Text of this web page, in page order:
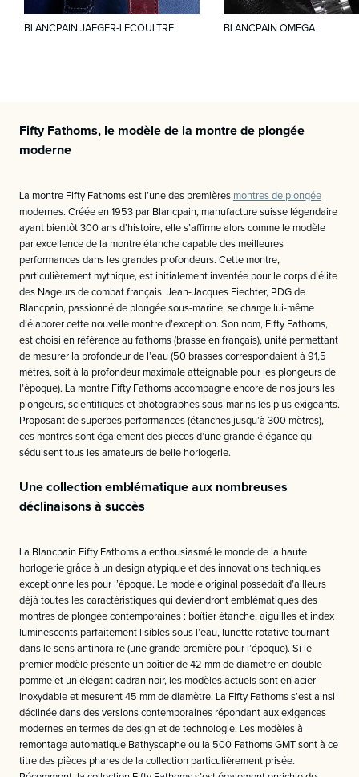
BLANCPAIN JAEGER-LECOULTRE BLANCPAIN OMEGA
Fifty Fathoms, le modèle de la montre de plongée
moderne
La montre Fifty Fathoms est l’une des premières montres de plongée
modernes. Créée en 1953 par Blancpain, manufacture suisse légendaire
ayant bientôt 300 ans d’histoire, elle s’affirme alors comme le modèle
par excellence de la montre étanche capable des meilleures
performances dans les grandes profondeurs. Cette montre,
particulièrement mythique, est initialement inventée pour le corps d’élite
des Nageurs de combat français. Jean-Jacques Fiechter, PDG de
Blancpain, passionné de plongée sous-marine, se charge lui-même
d’élaborer cette nouvelle montre d’exception. Son nom, Fifty Fathoms,
est choisi en référence au fathoms (brasse en français), unité permettant
de mesurer la profondeur de l’eau (50 brasses correspondaient à 91,5
mètres, soit à la profondeur maximale atteignable pour les plongeurs de
l’époque). La montre Fifty Fathoms accompagne encore de nos jours les
plongeurs, scientifiques et photographes sous-marins les plus exigeants.
Proposant de superbes performances (étanches jusqu’à 300 mètres),
ces montres sont également des pièces d’une grande élégance qui
séduisent tous les amateurs de belle horlogerie.
Une collection emblématique aux nombreuses
déclinaisons à succès
La Blancpain Fifty Fathoms a enthousiasmé le monde de la haute
horlogerie grâce à un design atypique et des innovations techniques
exceptionnelles pour l’époque. Le modèle original possédait d’ailleurs
déjà toutes les caractéristiques qui deviendront emblématiques des
montres de plongée contemporaines : boîtier étanche, aiguilles et index
luminescents parfaitement lisibles sous l’eau, lunette rotative tournant
dans le sens antihoraire (une grande première pour l’époque). Si le
premier modèle présente un boîtier de 42 mm de diamètre en double
pomme et un élégant cadran noir, les modèles actuels sont en acier
inoxydable et mesurent 45 mm de diamètre. La Fifty Fathoms s’est ainsi
déclinée dans des versions contemporaines répondant aux exigences
modernes en termes de design et de technologie. Les modèles à
remontage automatique Bathyscaphe ou la 500 Fathoms GMT sont à ce
titre des pièces phares de la collection particulièrement prisée.